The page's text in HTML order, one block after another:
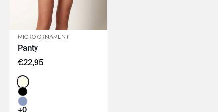
IN DEN WARENKORB
MICRO ORNAMENT
Panty
€22,95
Color:
+0